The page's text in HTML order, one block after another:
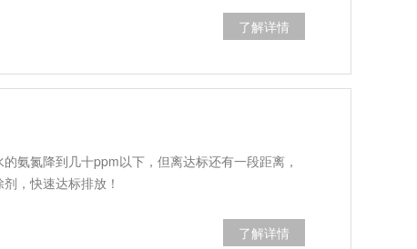
了解详情
氨氮降到几十ppm以下，但离达标还有一段距离，
，快速达标排放！
了解详情